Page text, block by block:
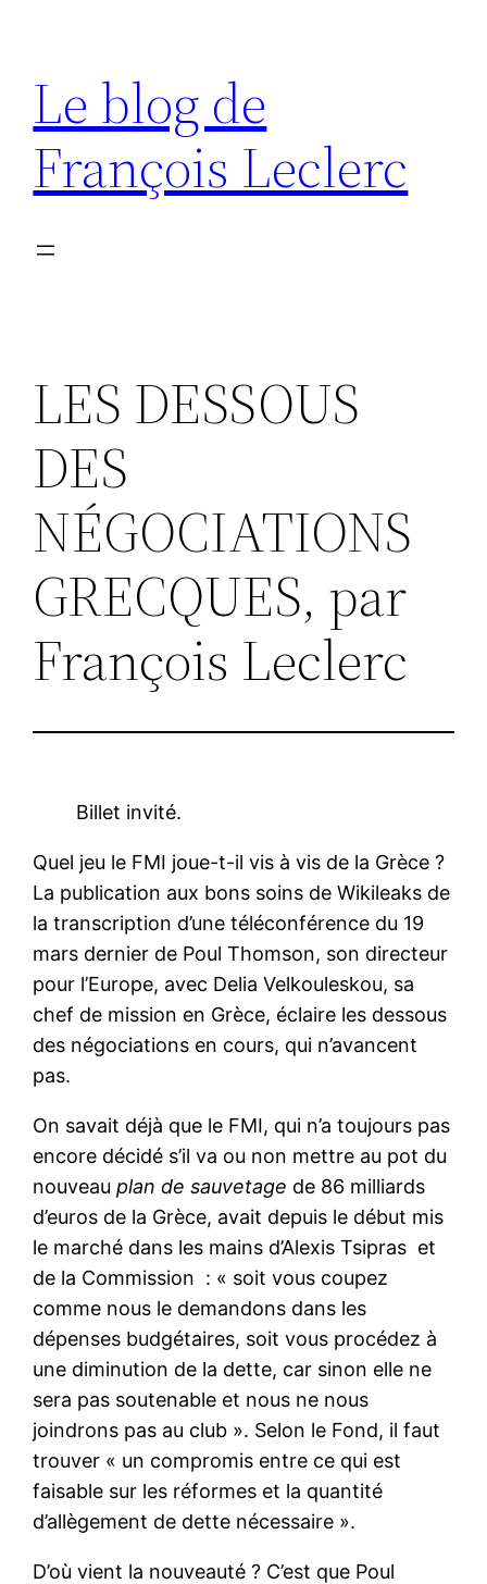
contenu
Le blog de
François Leclerc
LES DESSOUS
DES
NÉGOCIATIONS
GRECQUES, par
François Leclerc
Billet invité.
Quel jeu le FMI joue-t-il vis à vis de la Grèce ?
La publication aux bons soins de Wikileaks de
la transcription d’une téléconférence du 19
mars dernier de Poul Thomson, son directeur
pour l’Europe, avec Delia Velkouleskou, sa
chef de mission en Grèce, éclaire les dessous
des négociations en cours, qui n’avancent
pas.
On savait déjà que le FMI, qui n’a toujours pas
encore décidé s’il va ou non mettre au pot du
nouveauplan de sauvetage de 86 milliards
d’euros de la Grèce, avait depuis le début mis
le marché dans les mains d’Alexis Tsipras et
de la Commission : « soit vous coupez
comme nous le demandons dans les
dépenses budgétaires, soit vous procédez à
une diminution de la dette, car sinon elle ne
sera pas soutenable et nous ne nous
joindrons pas au club ». Selon le Fond, il faut
trouver « un compromis entre ce qui est
faisable sur les réformes et la quantité
d’allègement de dette nécessaire ».
D’où vient la nouveauté ? C’est que Poul